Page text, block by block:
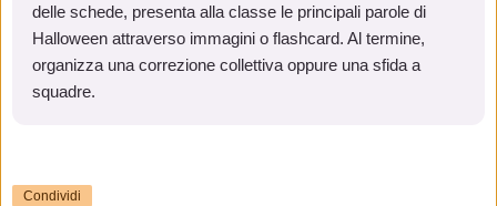
delle schede, presenta alla classe le principali parole di
Halloween attraverso immagini o flashcard. Al termine,
organizza una correzione collettiva oppure una sfida a
squadre.
Condividi